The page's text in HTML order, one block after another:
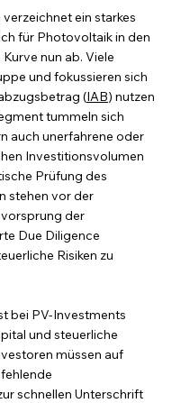
ein starkes
für Photovoltaik in den
nun ab. Viele
und fokussieren sich
(IAB) nutzen
tummeln sich
auch unerfahrene oder
Investitionsvolumen
Prüfung des
stehen vor der
der
Due Diligence
Risiken zu
bei PV-Investments
und steuerliche
müssen auf
schnellen Unterschrift